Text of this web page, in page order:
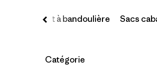
Sacs banane et à bandoulière Sacs
Filtrer par
Catégorie